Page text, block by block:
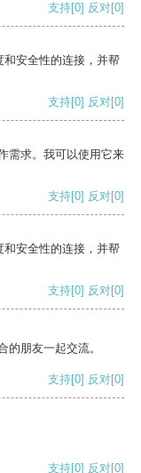
支持[0] 反对[0]
安全性的连接，并帮
支持[0] 反对[0]
需求。我可以使用它来
支持[0] 反对[0]
安全性的连接，并帮
支持[0] 反对[0]
的朋友一起交流。
支持[0] 反对[0]
支持[0] 反对[0]